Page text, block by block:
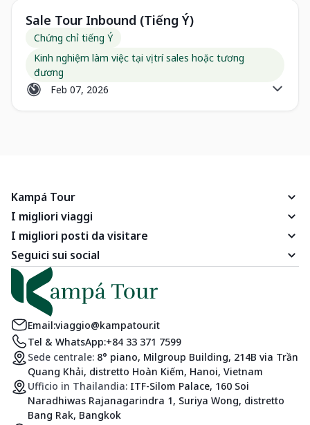
Sale Tour Inbound (Tiếng Ý)
Chứng chỉ tiếng Ý
Kinh nghiệm làm việc tại vị trí sales hoặc tương
đương
Feb 07, 2026
Kampá Tour
I migliori viaggi
I migliori posti da visitare
Seguici sui social
Email:viaggio@kampatour.it
Tel & WhatsApp:+84 33 371 7599
Sede centrale: 8° piano, Milgroup Building, 214B via Trần
Quang Khải, distretto Hoàn Kiếm, Hanoi, Vietnam
Ufficio in Thailandia: ITF-Silom Palace, 160 Soi
Naradhiwas Rajanagarindra 1, Suriya Wong, distretto
Bang Rak, Bangkok